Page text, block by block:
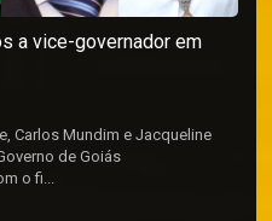
a vice-governador em
Carlos Mundim e Jacqueline
de Goiás
o fi...